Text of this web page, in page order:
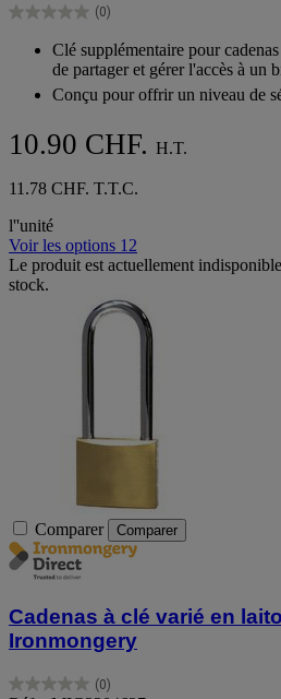
étoiles.
(0)
0.0
étoiles.
Clé supplémentaire pour
de partager et gérer l'accès à un
Conçu pour offrir un niveau de
10.90 CHF. H.T.
11.78 CHF. T.T.C.
l''unité
Voir les options 12
Le produit est actuellement
stock.
Comparer Comparer
Cadenas à clé varié en
Ironmongery
(0)
0.0